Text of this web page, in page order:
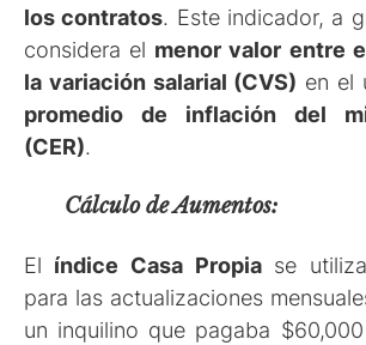
los contratos. Este indicador, a
considera el menor valor entre
la variación salarial (CVS) en el
promedio de inflación del
(CER).
Cálculo de Aumentos:
El índice Casa Propia se
para las actualizaciones
un inquilino que pagaba